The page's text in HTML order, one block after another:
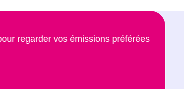
regarder vos émissions préférées